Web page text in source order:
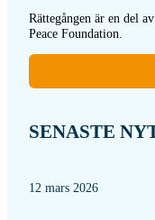
Rättegången är en del
Peace Foundation.
SENASTE
12 mars 2026